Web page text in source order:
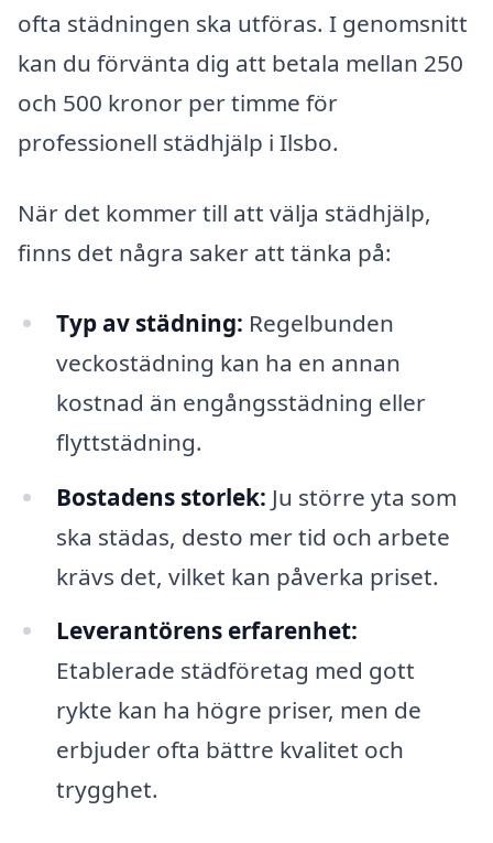
ofta städningen ska utföras. I genomsnitt
kan du förvänta dig att betala mellan 250
och 500 kronor per timme för
professionell städhjälp i Ilsbo.
När det kommer till att välja städhjälp,
finns det några saker att tänka på:
Typ av städning: Regelbunden
veckostädning kan ha en annan
kostnad än engångsstädning eller
flyttstädning.
Bostadens storlek: Ju större yta som
ska städas, desto mer tid och arbete
krävs det, vilket kan påverka priset.
Leverantörens erfarenhet:
Etablerade städföretag med gott
rykte kan ha högre priser, men de
erbjuder ofta bättre kvalitet och
trygghet.